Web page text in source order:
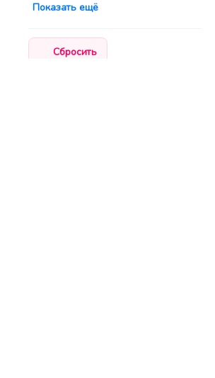
Показать ещё